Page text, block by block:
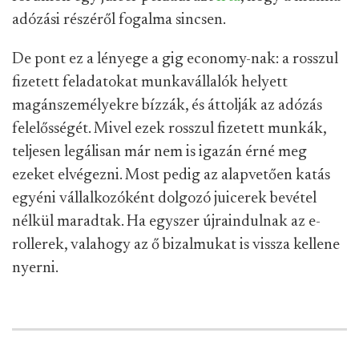
adózási részéről fogalma sincsen.
De pont ez a lényege a gig economy-nak: a rosszul
fizetett feladatokat munkavállalók helyett
magánszemélyekre bízzák, és áttolják az adózás
felelősségét. Mivel ezek rosszul fizetett munkák,
teljesen legálisan már nem is igazán érné meg
ezeket elvégezni. Most pedig az alapvetően katás
egyéni vállalkozóként dolgozó juicerek bevétel
nélkül maradtak. Ha egyszer újraindulnak az e-
rollerek, valahogy az ő bizalmukat is vissza kellene
nyerni.